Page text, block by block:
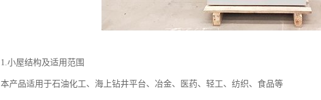
1.小屋结构及适用范围
本产品适用于石油化工、海上钻井平台、冶金、医药、轻工、纺织、食品等